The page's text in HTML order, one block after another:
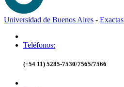
Universidad de Buenos Aires - Exactas
Teléfonos:
(+54 11) 5285-7530/7565/7566